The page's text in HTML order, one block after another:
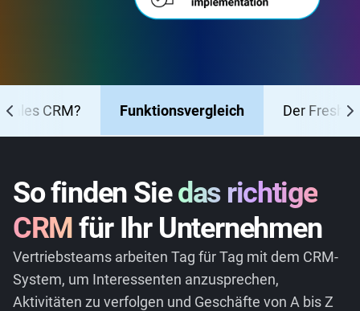
CRM? Funktionsvergleich Der
So finden Siedas richtige
CRMfür Ihr Unternehmen
Vertriebsteams arbeiten Tag für Tag mit dem CRM-
System, um Interessenten anzusprechen,
Aktivitäten zu verfolgen und Geschäfte von A bis Z